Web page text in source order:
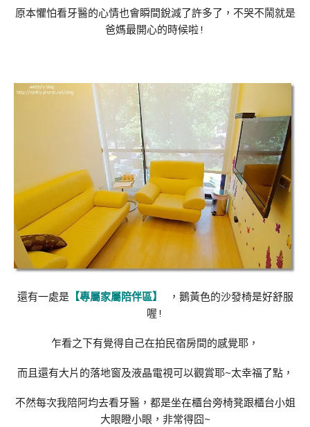
原本懼怕看牙醫的心情也會瞬間銳減了許多了，不哭不鬧就是
爸媽最開心的時候啦!
還有一處是【專屬家屬陪伴區】
，鵝黃色的沙發椅是好舒服
喔!
乍看之下有覺得自己在拍民宿房間的感覺耶，
而且還有大片的落地窗及液晶電視可以觀賞耶~太幸福了點，
不然每次我陪阿均去看牙醫，都是坐在櫃台旁椅凳跟櫃台小姐
大眼瞪小眼，非常得囧~